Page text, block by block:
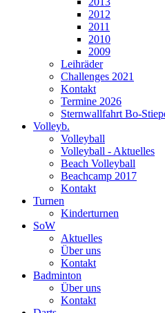
2012
2011
2010
2009
Leihräder
Challenges 2021
Kontakt
Termine 2026
Sternwallfahrt Bo-
Volleyb.
Volleyball
Volleyball - Aktuelles
Beach Volleyball
Beachcamp 2017
Kontakt
Turnen
Kinderturnen
SoW
Aktuelles
Über uns
Kontakt
Badminton
Über uns
Kontakt